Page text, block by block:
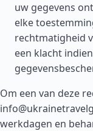
uw gegevens
elke
rechtmatigheid
een klacht
Om een van deze
werkdagen en